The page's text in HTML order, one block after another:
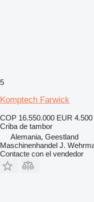
5
Komptech Farwick
COP 16.550.000 EUR 4.500
Criba de tambor
Alemania, Geestland
Maschinenhandel J.
Contacte con el vendedor